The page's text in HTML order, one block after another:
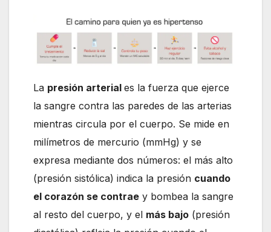
La presión arterial es la fuerza que ejerce
la sangre contra las paredes de las arterias
mientras circula por el cuerpo. Se mide en
milímetros de mercurio (mmHg) y se
expresa mediante dos números: el más alto
(presión sistólica) indica la presión cuando
el corazón se contrae y bombea la sangre
al resto del cuerpo, y el más bajo (presión